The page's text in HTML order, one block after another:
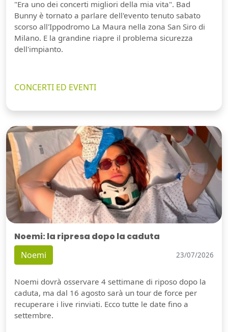
"Era uno dei concerti migliori della mia vita". Bad
Bunny è tornato a parlare dell'evento tenuto sabato
scorso all'Ippodromo La Maura nella zona San Siro di
Milano. E la grandine riapre il problema sicurezza
dell'impianto.
CONCERTI ED EVENTI
Noemi: la ripresa dopo la caduta
Noemi 23/07/2026
Noemi dovrà osservare 4 settimane di riposo dopo la
caduta, ma dal 16 agosto sarà un tour de force per
recuperare i live rinviati. Ecco tutte le date fino a
settembre.